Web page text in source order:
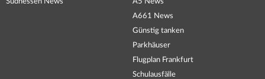
A661 News
Günstig tanken
Parkhäuser
Flugplan Frankfurt
Schulausfälle